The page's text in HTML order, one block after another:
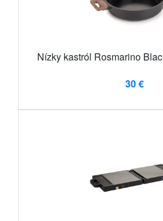
Nízky kastról Rosmarino
30 €